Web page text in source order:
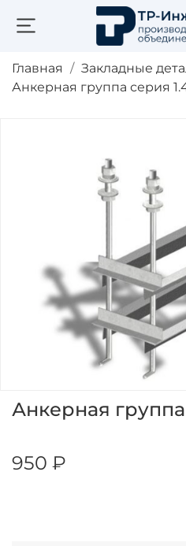
Главная
Закладные
Анкерная группа серия
Анкерная
950 ₽